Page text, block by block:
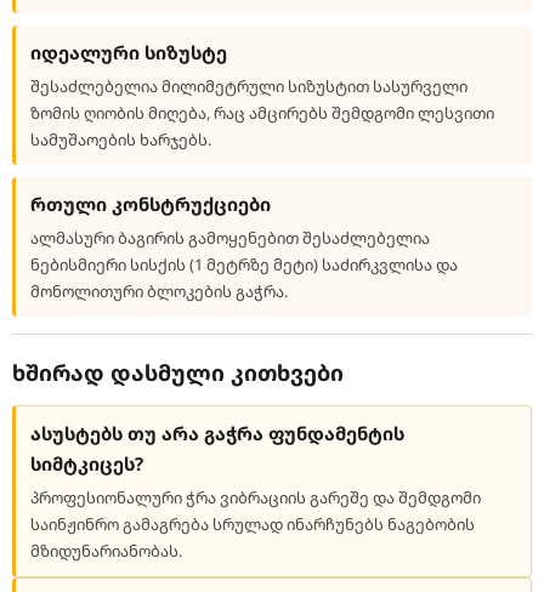
იდეალური სიზუსტე
შესაძლებელია მილიმეტრული სიზუსტით სასურველი
ზომის ღიობის მიღება, რაც ამცირებს შემდგომი ლესვითი
სამუშაოების ხარჯებს.
რთული კონსტრუქციები
ალმასური ბაგირის გამოყენებით შესაძლებელია
ნებისმიერი სისქის (1 მეტრზე მეტი) საძირკვლისა და
მონოლითური ბლოკების გაჭრა.
ხშირად დასმული კითხვები
ასუსტებს თუ არა გაჭრა ფუნდამენტის
სიმტკიცეს?
პროფესიონალური ჭრა ვიბრაციის გარეშე და შემდგომი
საინჟინრო გამაგრება სრულად ინარჩუნებს ნაგებობის
მზიდუნარიანობას.